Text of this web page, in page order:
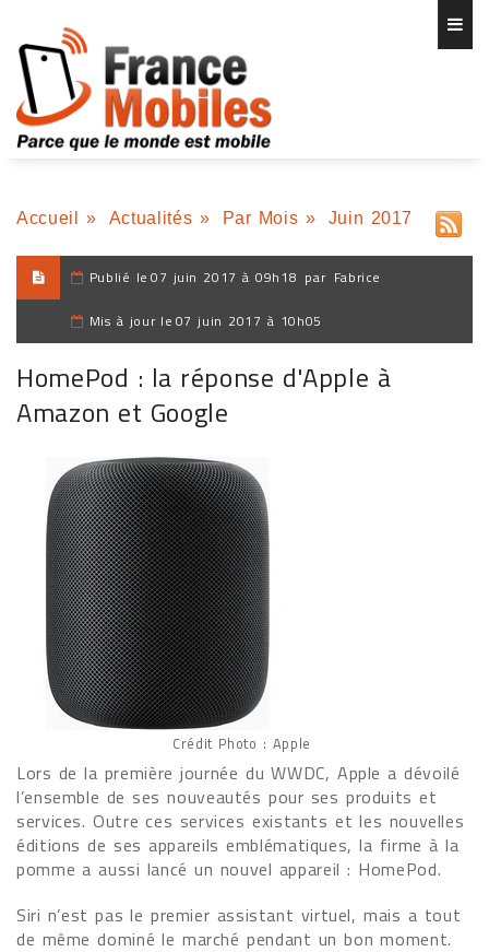
Accueil » Actualités » Par Mois » Juin 2017
Publié le 07 juin 2017 à 09h18 par Fabrice
Mis à jour le 07 juin 2017 à 10h05
HomePod : la réponse d'Apple à
Amazon et Google
Crédit Photo : Apple
Lors de la première journée du WWDC, Apple a dévoilé
l’ensemble de ses nouveautés pour ses produits et
services. Outre ces services existants et les nouvelles
éditions de ses appareils emblématiques, la firme à la
pomme a aussi lancé un nouvel appareil : HomePod.
Siri n’est pas le premier assistant virtuel, mais a tout
de même dominé le marché pendant un bon moment.